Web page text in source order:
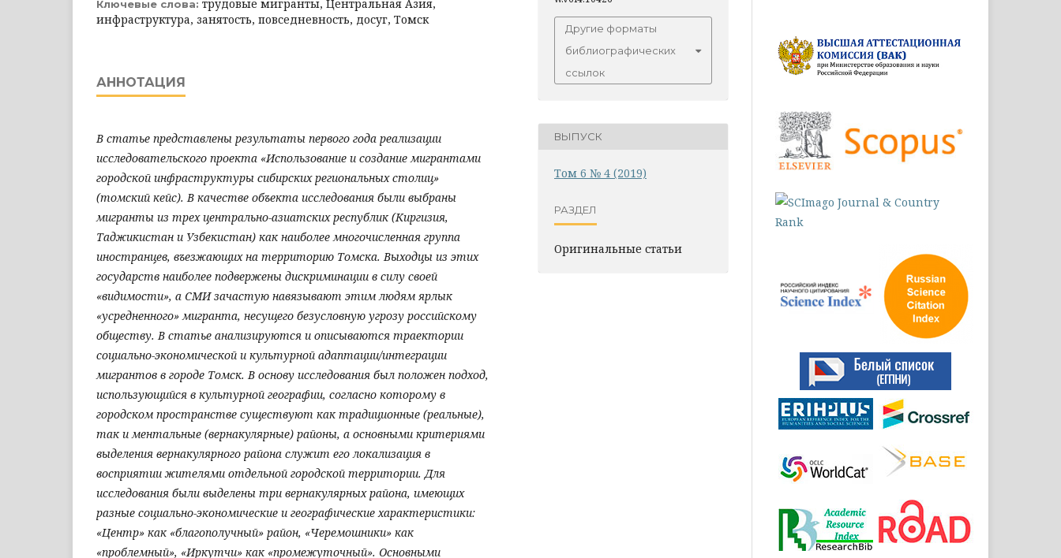
Ключевые слова: трудовые мигранты, Центральная Азия,
инфраструктура, занятость, повседневность, досуг, Томск
АННОТАЦИЯ
В статье представлены результаты первого года реализации
исследовательского проекта «Использование и создание мигрантами
городской инфраструктуры сибирских региональных столиц»
(томский кейс). В качестве объекта исследования были выбраны
мигранты из трех центрально-азиатских республик (Киргизия,
Таджикистан и Узбекистан) как наиболее многочисленная группа
иностранцев, въезжающих на территорию Томска. Выходцы из этих
государств наиболее подвержены дискриминации в силу своей
«видимости», а СМИ зачастую навязывают этим людям ярлык
«усредненного» мигранта, несущего безусловную угрозу российскому
обществу. В статье анализируются и описываются траектории
социально-экономической и культурной адаптации/интеграции
мигрантов в городе Томск. В основу исследования был положен подход,
использующийся в культурной географии, согласно которому в
городском пространстве существуют как традиционные (реальные),
так и ментальные (вернакулярные) районы, а основными критериями
выделения вернакулярного района служит его локализация в
восприятии жителями отдельной городской территории. Для
исследования были выделены три вернакулярных района, имеющих
разные социально-экономические и географические характеристики:
«Центр» как «благополучный» район, «Черемошники» как
«проблемный», «Иркутчи» как «промежуточный». Основными
Другие форматы
библиографических
ссылок
ВЫПУСК
Том 6 № 4 (2019)
РАЗДЕЛ
Оригинальные статьи